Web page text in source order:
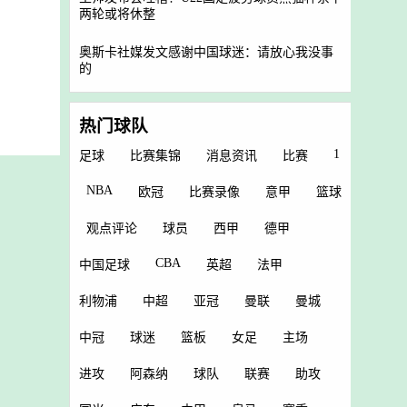
两轮或将休整
奥斯卡社媒发文感谢中国球迷：请放心我没事
的
热门球队
足球 比赛集锦 消息资讯 比赛 1
NBA 欧冠 比赛录像 意甲 篮球
观点评论 球员 西甲 德甲
中国足球 CBA 英超 法甲
利物浦 中超 亚冠 曼联 曼城
中冠 球迷 篮板 女足 主场
进攻 阿森纳 球队 联赛 助攻